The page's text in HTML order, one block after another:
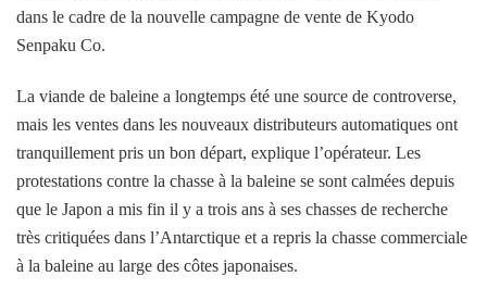
dans le cadre de la nouvelle campagne de vente de Kyodo
Senpaku Co.
La viande de baleine a longtemps été une source de controverse,
mais les ventes dans les nouveaux distributeurs automatiques ont
tranquillement pris un bon départ, explique l’opérateur. Les
protestations contre la chasse à la baleine se sont calmées depuis
que le Japon a mis fin il y a trois ans à ses chasses de recherche
très critiquées dans l’Antarctique et a repris la chasse commerciale
à la baleine au large des côtes japonaises.